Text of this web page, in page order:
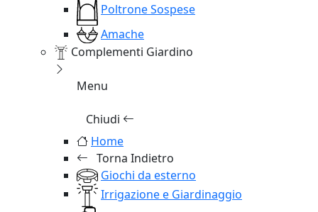
Poltrone Sospese
Amache
Complementi Giardino
Menu
Chiudi
Home
Torna Indietro
Giochi da esterno
Irrigazione e Giardinaggio